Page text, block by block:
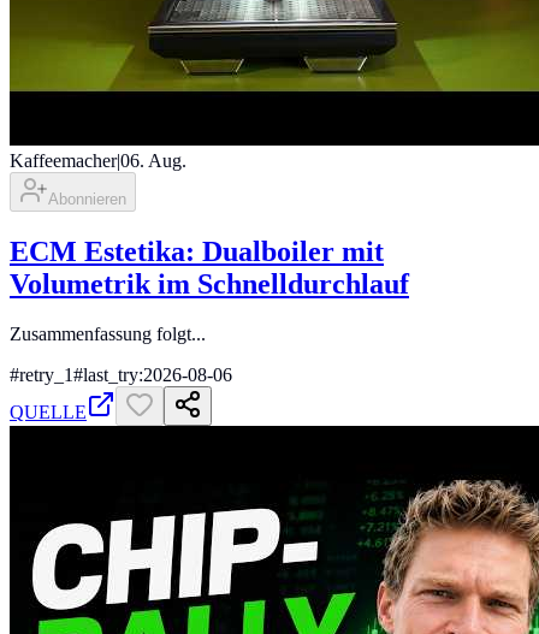
Kaffeemacher|06. Aug.
Abonnieren
ECM Estetika: Dualboiler mit
Volumetrik im Schnelldurchlauf
Zusammenfassung folgt...
#retry_1#last_try:2026-08-06
QUELLE